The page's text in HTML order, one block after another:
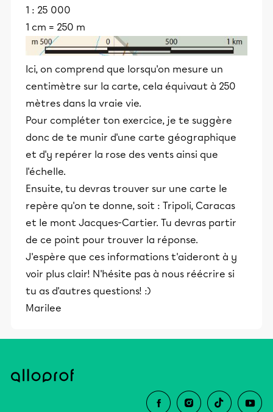
1 : 25 000
1 cm = 250 m
Ici, on comprend que lorsqu'on mesure un
centimètre sur la carte, cela équivaut à 250
mètres dans la vraie vie.
Pour compléter ton exercice, je te suggère
donc de te munir d'une carte géographique
et d'y repérer la rose des vents ainsi que
l'échelle.
Ensuite, tu devras trouver sur une carte le
repère qu'on te donne, soit : Tripoli, Caracas
et le mont Jacques-Cartier. Tu devras partir
de ce point pour trouver la réponse.
J'espère que ces informations t'aideront à y
voir plus clair! N'hésite pas à nous réécrire si
tu as d'autres questions! :)
Marilee